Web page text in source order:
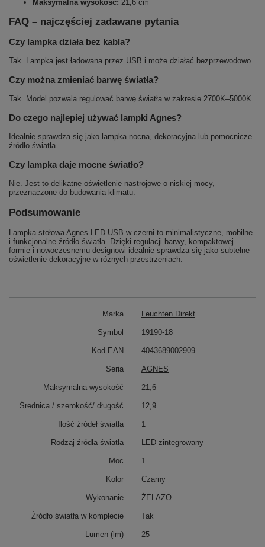
Maksymalna wysokość: 21,6 cm
FAQ – najczęściej zadawane pytania
Czy lampka działa bez kabla?
Tak. Lampka jest ładowana przez USB i może działać bezprzewodowo.
Czy można zmieniać barwę światła?
Tak. Model pozwala regulować barwę światła w zakresie 2700K–5000K.
Do czego najlepiej używać lampki Agnes?
Idealnie sprawdza się jako lampka nocna, dekoracyjna lub pomocnicze
źródło światła.
Czy lampka daje mocne światło?
Nie. Jest to delikatne oświetlenie nastrojowe o niskiej mocy,
przeznaczone do budowania klimatu.
Podsumowanie
Lampka stołowa Agnes LED USB w czerni to minimalistyczne, mobilne
i funkcjonalne źródło światła. Dzięki regulacji barwy, kompaktowej
formie i nowoczesnemu designowi idealnie sprawdza się jako subtelne
oświetlenie dekoracyjne w różnych przestrzeniach.
Marka Leuchten Direkt
Symbol 19190-18
Kod EAN 4043689002909
Seria AGNES
Maksymalna wysokość 21,6
Średnica / szerokość/ długość 12,9
Ilość źródeł światła 1
Rodzaj źródła światła LED zintegrowany
Moc 1
Kolor Czarny
Wykonanie ŻELAZO
Źródło światła w komplecie Tak
Lumen (lm) 25